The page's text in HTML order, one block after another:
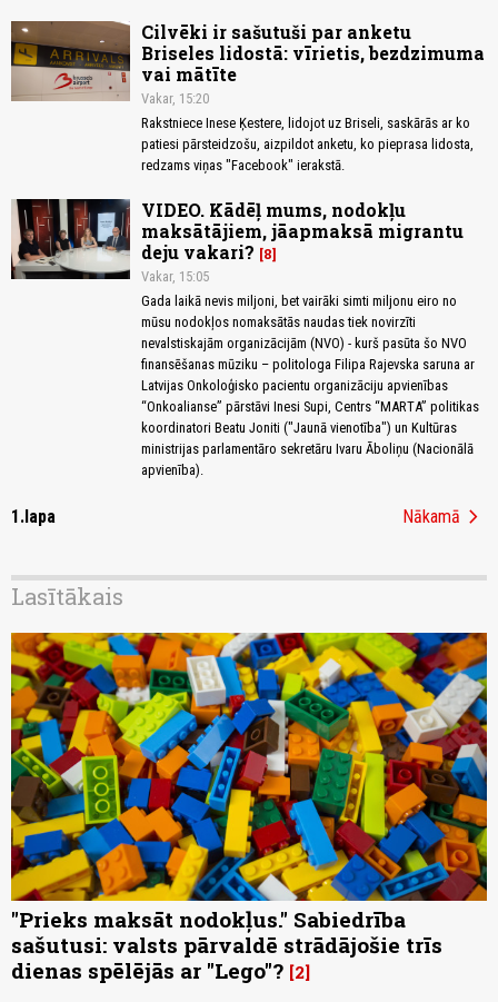
Cilvēki ir sašutuši par anketu
Briseles lidostā: vīrietis, bezdzimuma
vai mātīte
Vakar, 15:20
Rakstniece Inese Ķestere, lidojot uz Briseli, saskārās ar ko
patiesi pārsteidzošu, aizpildot anketu, ko pieprasa lidosta,
redzams viņas "Facebook" ierakstā.
VIDEO. Kādēļ mums, nodokļu
maksātājiem, jāapmaksā migrantu
deju vakari?
8
Vakar, 15:05
Gada laikā nevis miljoni, bet vairāki simti miljonu eiro no
mūsu nodokļos nomaksātās naudas tiek novirzīti
nevalstiskajām organizācijām (NVO) - kurš pasūta šo NVO
finansēšanas mūziku – politologa Filipa Rajevska saruna ar
Latvijas Onkoloģisko pacientu organizāciju apvienības
“Onkoalianse” pārstāvi Inesi Supi, Centrs “MARTA” politikas
koordinatori Beatu Joniti ("Jaunā vienotība") un Kultūras
ministrijas parlamentāro sekretāru Ivaru Āboliņu (Nacionālā
apvienība).
1.lapa Nākamā chevron_right
Lasītākais
"Prieks maksāt nodokļus." Sabiedrība
sašutusi: valsts pārvaldē strādājošie trīs
dienas spēlējās ar "Lego"? 2